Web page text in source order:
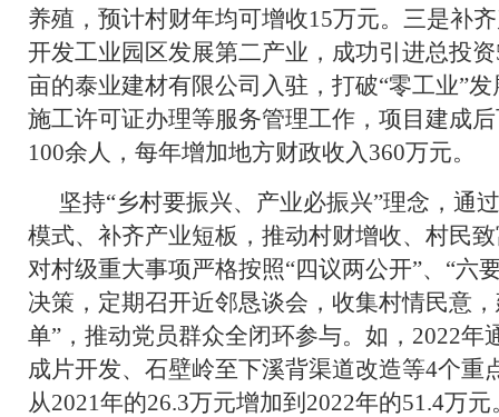
养殖，预计村财年均可增收15万元。三是补
开发工业园区发展第二产业，成功引进总投
亩的泰业建材有限公司入驻，打破“零工业”
施工许可证办理等服务管理工作，项目建成
100余人，每年增加地方财政收入360万元。
坚持“乡村要振兴、产业必振兴”理念，通
模式、补齐产业短板，推动村财增收、村民
对村级重大事项严格按照“四议两公开”、“六
决策，定期召开近邻恳谈会，收集村情民意
单”，推动党员群众全闭环参与。如，2022年
成片开发、石壁岭至下溪背渠道改造等4个重
从2021年的26.3万元增加到2022年的51.4万